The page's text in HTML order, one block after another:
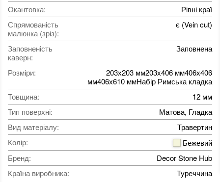
Окантовка:
Рівні краї
Спрямованість
малюнка (зріз):
є (Vein cut)
Заповненість
каверн:
Заповнена
Розміри:
203х203 мм203х406 мм406х406
мм406х610 ммНабір Римська кладка
Товщина:
12 мм
Тип поверхні:
Матова, Гладка
Вид матеріалу:
Травертин
Колір:
Бежевий
Бренд:
Decor Stone Hub
Країна виробника: Туреччина